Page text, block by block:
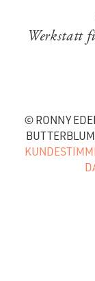
Werkstatt
© RONNY